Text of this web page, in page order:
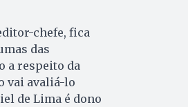
chefe, fica
das
a respeito da
vai avaliá-lo
de Lima é dono